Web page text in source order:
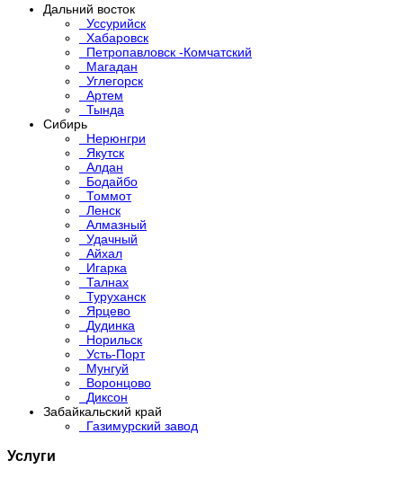
Дальний восток
Уссурийск
Хабаровск
Петропавловск -Комчатский
Магадан
Углегорск
Артем
Тында
Сибирь
Нерюнгри
Якутск
Алдан
Бодайбо
Томмот
Ленск
Алмазный
Удачный
Айхал
Игарка
Талнах
Туруханск
Ярцево
Дудинка
Норильск
Усть-Порт
Мунгуй
Воронцово
Диксон
Забайкальский край
Газимурский завод
Услуги